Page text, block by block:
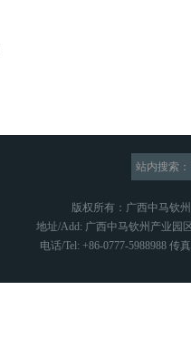
站内搜索：
版权所有：广西中马钦
地址/Add: 广西中马钦州产业园
电话/Tel: +86-0777-5988988 传